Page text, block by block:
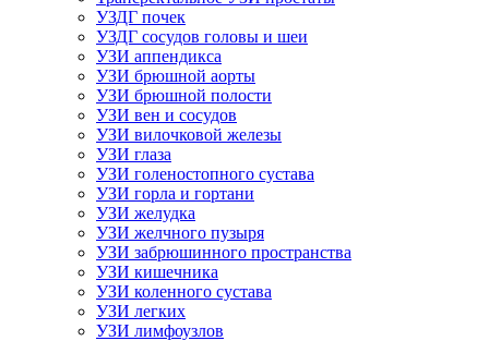
УЗДГ почек
УЗДГ сосудов головы и шеи
УЗИ аппендикса
УЗИ брюшной аорты
УЗИ брюшной полости
УЗИ вен и сосудов
УЗИ вилочковой железы
УЗИ глаза
УЗИ голеностопного сустава
УЗИ горла и гортани
УЗИ желудка
УЗИ желчного пузыря
УЗИ забрюшинного пространства
УЗИ кишечника
УЗИ коленного сустава
УЗИ легких
УЗИ лимфоузлов